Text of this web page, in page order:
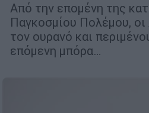
Από την επομένη της
Παγκοσμίου Πολέμου, οι
τον ουρανό και
επόμενη μπόρα…